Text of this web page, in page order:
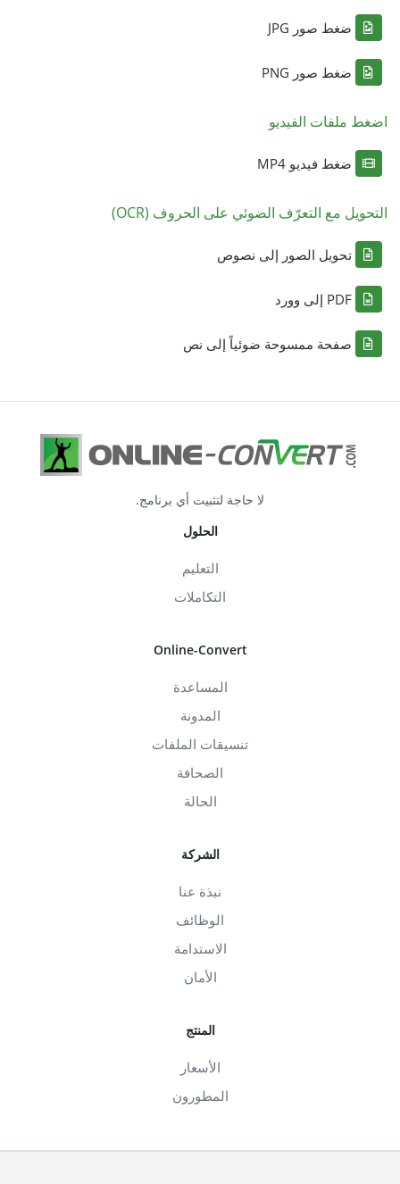
ضغط صور JPG
ضغط صور PNG
اضغط ملفات الفيديو
ضغط فيديو MP4
التحويل مع التعرّف الضوئي على الحروف (OCR)
تحويل الصور إلى نصوص
PDF إلى وورد
صفحة ممسوحة ضوئياً إلى نص
لا حاجة لتثبيت أي برنامج.
الحلول
التعليم
التكاملات
Online-Convert
المساعدة
المدونة
تنسيقات الملفات
الصحافة
الحالة
الشركة
نبذة عنا
الوظائف
الاستدامة
الأمان
المنتج
الأسعار
المطورون